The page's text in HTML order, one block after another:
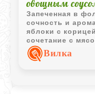
овощным
Запеченная в
сочность и
яблоки с
сочетание с
насыщенный
приготовленный
Вилка